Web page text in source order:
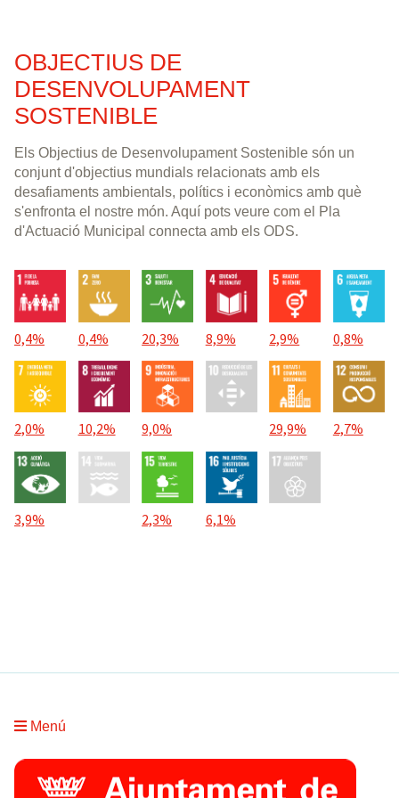
de consultoria de les 6 empreses i s'han
presentat els treballs al Servei. Durant
l'any 2026 es farà difusió dels resultats
obtinguts.
OBJECTIUS DE
DESENVOLUPAMENT
SOSTENIBLE
Els Objectius de Desenvolupament Sostenible són un
conjunt d'objectius mundials relacionats amb els
desafiaments ambientals, polítics i econòmics amb què
s'enfronta el nostre món. Aquí pots veure com el Pla
d'Actuació Municipal connecta amb els ODS.
0,4% 0,4% 20,3% 8,9% 2,9% 0,8%
2,0% 10,2% 9,0% 29,9% 2,7%
3,9% 2,3% 6,1%
Menú